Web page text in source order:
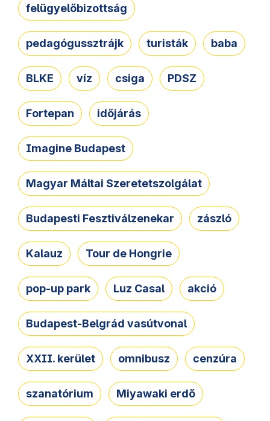
felügyelőbizottság
pedagógussztrájk turisták baba
BLKE víz csiga PDSZ
Fortepan időjárás
Imagine Budapest
Magyar Máltai Szeretetszolgálat
Budapesti Fesztiválzenekar zászló
Kalauz Tour de Hongrie
pop-up park Luz Casal akció
Budapest-Belgrád vasútvonal
XXII. kerület omnibusz cenzúra
szanatórium Miyawaki erdő